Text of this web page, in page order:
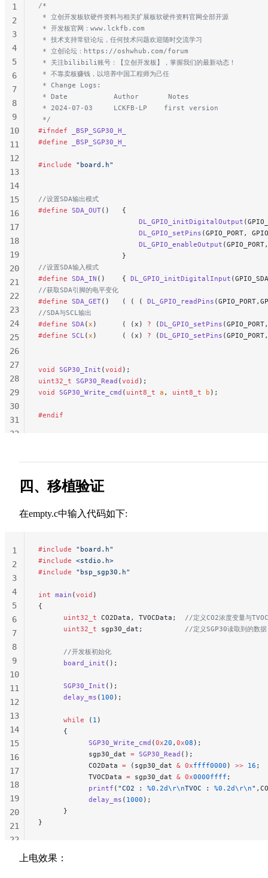
253
254
255
258
259
/*
* 立创开发板软硬件资料与相关扩展板软硬件资料官网全部开源
* 开发板官网：www.lckfb.com
* 技术支持常驻论坛，任何技术问题欢迎随时交流学习
* 立创论坛：https://oshwhub.com/forum
* 关注bilibili账号：【立创开发板】，掌握我们的最新动态！
* 不靠卖板赚钱，以培养中国工程师为己任
* Change Logs:
* Date           Author       Notes
* 2024-07-03     LCKFB-LP    first version
*/
#ifndef _BSP_SGP30_H_
#define _BSP_SGP30_H_
#include "board.h"
//设置SDA输出模式
#define SDA_OUT()
                        DL_GPIO_initDigitalOutput
                        DL_GPIO_setPins
(GPIO_PORT,
                        DL_GPIO_enableOutput
                    }
//设置SDA输入模式
#define SDA_IN ()    { DL_GPIO_initDigitalInput
//获取SDA引脚的电平变化
#define SDA_GET()   ( ( ( DL_GPIO_readPins
//SDA与SCL输出
#define SDA (x )      ( (x) ? (DL_GPIO_setPins
#define SCL (x )      ( (x) ? (DL_GPIO_setPins
void SGP30_Init (void );
uint32_t SGP30_Read (void );
void SGP30_Write_cmd ( uint8_t a , uint8_t b );
#endif
1
2
3
4
5
6
7
8
9
10
11
12
13
14
15
16
17
18
19
20
21
22
23
24
25
26
27
28
29
30
31
32
四、移植验证
在empty.c中输入代码如下:
#include "board.h"
#include <stdio.h>
#include "bsp_sgp30.h"
int main (void )
{
      uint32_t
CO2Data, TVOCData;
//定义CO2浓度变量与TVOC
      uint32_t
sgp30_dat;
          //定义SGP30读取到的数据
      //开发板初始化
      board_init
();
      SGP30_Init
();
      delay_ms
( 100 );
      while
( 1 )
      {
            SGP30_Write_cmd
(0x20 , 0x08 );
            sgp30_dat
= SGP30_Read ();
            CO2Data
= (sgp30_dat & 0xffff0000 ) >> 16 ;
            TVOCData
= sgp30_dat & 0x0000ffff ;
            printf
( "CO2 : %0.2d\r\nTVOC : %0.2d\r\n"
            delay_ms
( 1000 );
      }
}
1
2
3
4
5
6
7
8
9
10
11
12
13
14
15
16
17
18
19
20
21
22
上电效果：